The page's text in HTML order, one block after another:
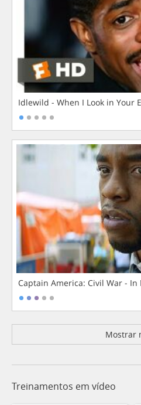
Idlewild - When I Look in Your
Captain America: Civil War -
Mostrar
Treinamentos em vídeo